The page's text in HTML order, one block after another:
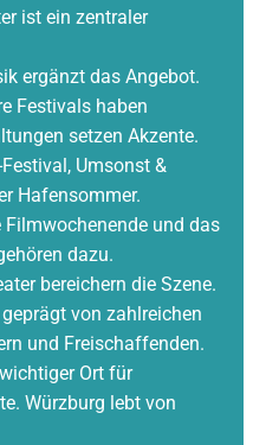
ist ein zentraler
ergänzt das Angebot.
Festivals haben
setzen Akzente.
Umsonst &
Hafensommer.
und das
dazu.
bereichern die Szene.
von zahlreichen
und Freischaffenden.
Ort für
Würzburg lebt von